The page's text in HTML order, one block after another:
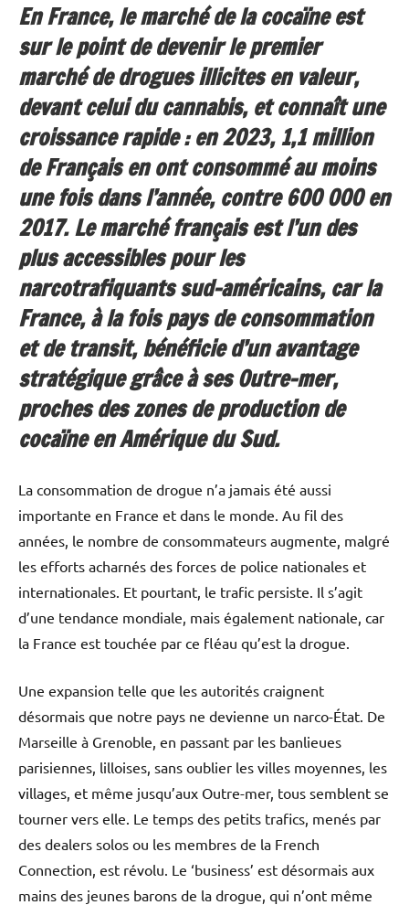
En France, le marché de la cocaïne est
sur le point de devenir le premier
marché de drogues illicites en valeur,
devant celui du cannabis, et connaît une
croissance rapide : en 2023, 1,1 million
de Français en ont consommé au moins
une fois dans l’année, contre 600 000 en
2017. Le marché français est l’un des
plus accessibles pour les
narcotrafiquants sud-américains, car la
France, à la fois pays de consommation
et de transit, bénéficie d’un avantage
stratégique grâce à ses Outre-mer,
proches des zones de production de
cocaïne en Amérique du Sud.
La consommation de drogue n’a jamais été aussi
importante en France et dans le monde. Au fil des
années, le nombre de consommateurs augmente, malgré
les efforts acharnés des forces de police nationales et
internationales. Et pourtant, le trafic persiste. Il s’agit
d’une tendance mondiale, mais également nationale, car
la France est touchée par ce fléau qu’est la drogue.
Une expansion telle que les autorités craignent
désormais que notre pays ne devienne un narco-État. De
Marseille à Grenoble, en passant par les banlieues
parisiennes, lilloises, sans oublier les villes moyennes, les
villages, et même jusqu’aux Outre-mer, tous semblent se
tourner vers elle. Le temps des petits trafics, menés par
des dealers solos ou les membres de la French
Connection, est révolu. Le ‘business’ est désormais aux
mains des jeunes barons de la drogue, qui n’ont même